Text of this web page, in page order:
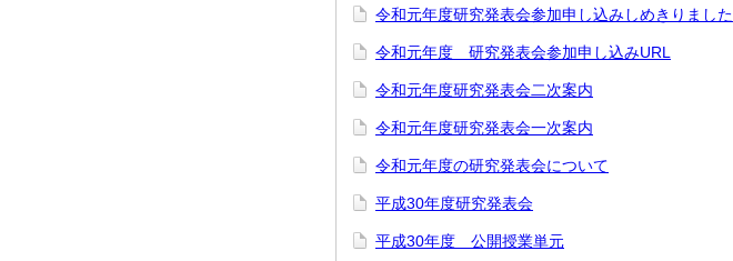
令和元年度研究発表会参加申し込みしめきりました
令和元年度 研究発表会参加申し込みURL
令和元年度研究発表会二次案内
令和元年度研究発表会一次案内
令和元年度の研究発表会について
平成30年度研究発表会
平成30年度 公開授業単元